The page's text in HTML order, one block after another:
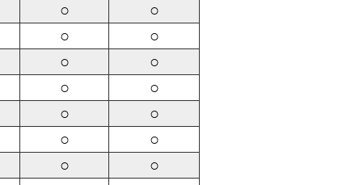
○ ○
○ ○
○ ○
○ ○
○ ○
○ ○
○
○